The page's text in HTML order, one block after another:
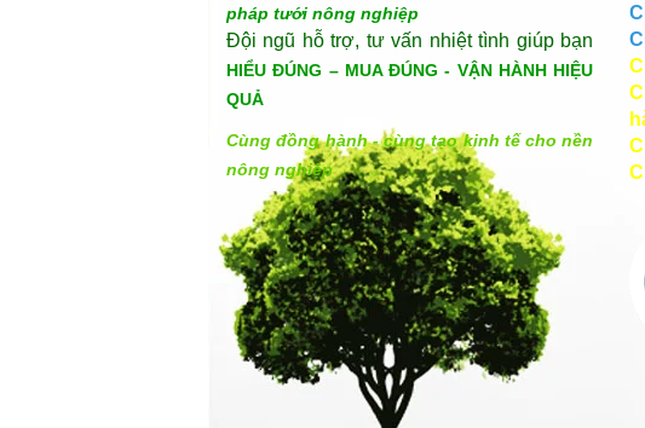
pháp tưới nông nghiệp
Đội ngũ hỗ trợ, tư vấn nhiệt tình giúp bạn
HIỂU ĐÚNG – MUA ĐÚNG - VẬN HÀNH HIỆU
QUẢ
Cùng đồng hành - cùng tạo kinh tế cho nền
nông nghiệp